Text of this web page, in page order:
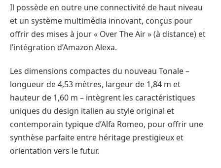
Il possède en outre une connectivité de haut niveau
et un système multimédia innovant, conçus pour
offrir des mises à jour « Over The Air » (à distance) et
l’intégration d’Amazon Alexa.
Les dimensions compactes du nouveau Tonale –
longueur de 4,53 mètres, largeur de 1,84 m et
hauteur de 1,60 m – intègrent les caractéristiques
uniques du design italien au style original et
contemporain typique d’Alfa Romeo, pour offrir une
synthèse parfaite entre héritage prestigieux et
orientation vers le futur.